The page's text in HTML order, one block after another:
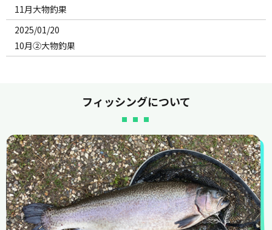
11月大物釣果
2025/01/20
10月②大物釣果
2024/01/09
年末年始?釣果?
2023/10/08
10月7日(土)池の様子
2023/10/07
10月5日(木)2号池にて
フィッシングについて